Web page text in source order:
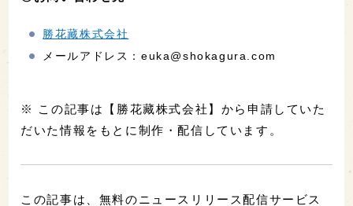
勝花藏株式会社
メールアドレス：euka@shokagura.com
※ この記事は【勝花藏株式会社】から申請していた
だいた情報をもとに制作・配信しています。
この記事は、無料のニュースリリース配信サービス